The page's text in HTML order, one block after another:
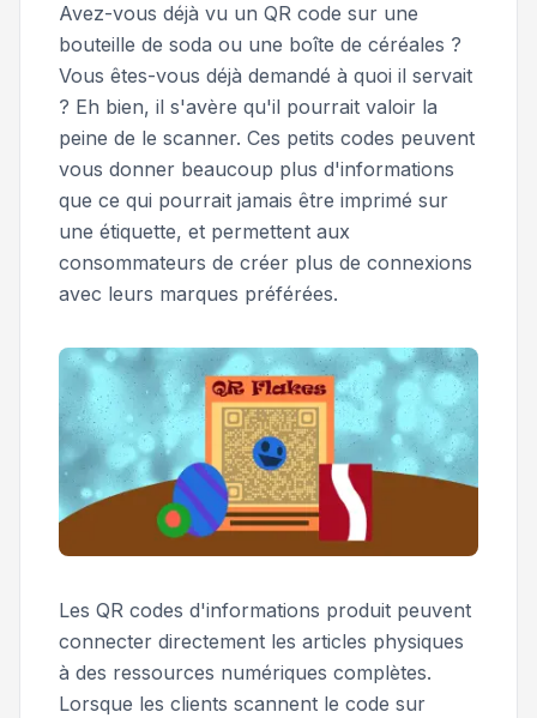
Avez-vous déjà vu un QR code sur une
bouteille de soda ou une boîte de céréales ?
Vous êtes-vous déjà demandé à quoi il servait
? Eh bien, il s'avère qu'il pourrait valoir la
peine de le scanner. Ces petits codes peuvent
vous donner beaucoup plus d'informations
que ce qui pourrait jamais être imprimé sur
une étiquette, et permettent aux
consommateurs de créer plus de connexions
avec leurs marques préférées.
Les QR codes d'informations produit peuvent
connecter directement les articles physiques
à des ressources numériques complètes.
Lorsque les clients scannent le code sur